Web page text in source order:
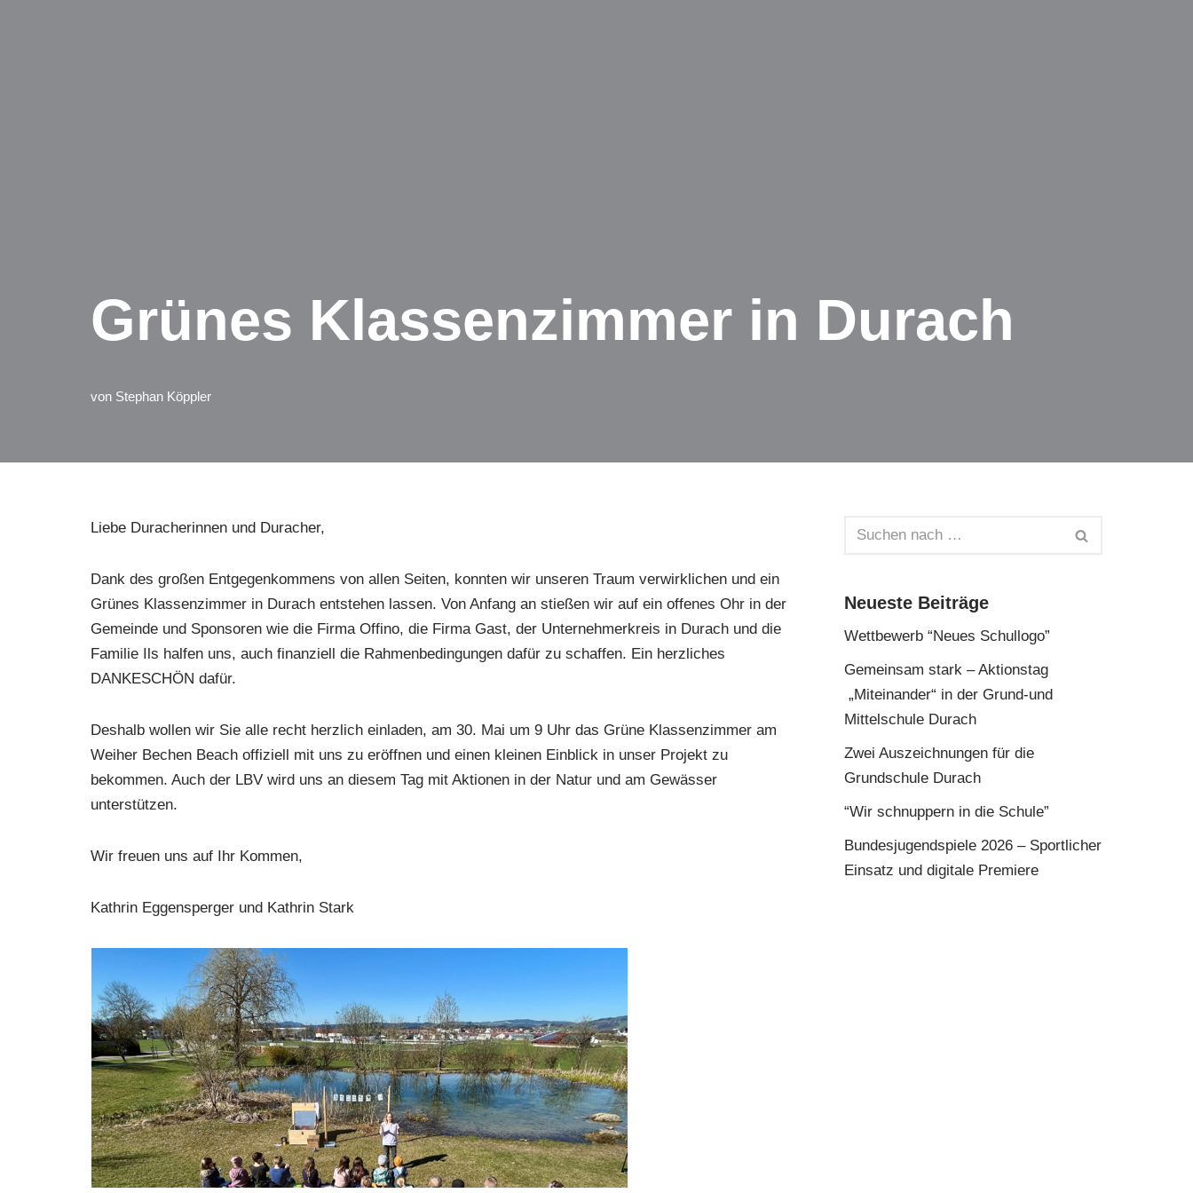
Grünes Klassenzimmer in Durach
von Stephan Köppler
Liebe Duracherinnen und Duracher,
Dank des großen Entgegenkommens von allen Seiten, konnten wir unseren Traum verwirklichen und ein
Grünes Klassenzimmer in Durach entstehen lassen. Von Anfang an stießen wir auf ein offenes Ohr in der
Gemeinde und Sponsoren wie die Firma Offino, die Firma Gast, der Unternehmerkreis in Durach und die
Familie Ils halfen uns, auch finanziell die Rahmenbedingungen dafür zu schaffen. Ein herzliches
DANKESCHÖN dafür.
Deshalb wollen wir Sie alle recht herzlich einladen, am 30. Mai um 9 Uhr das Grüne Klassenzimmer am
Weiher Bechen Beach offiziell mit uns zu eröffnen und einen kleinen Einblick in unser Projekt zu
bekommen. Auch der LBV wird uns an diesem Tag mit Aktionen in der Natur und am Gewässer
unterstützen.
Wir freuen uns auf Ihr Kommen,
Kathrin Eggensperger und Kathrin Stark
Neueste Beiträge
Wettbewerb “Neues Schullogo”
Gemeinsam stark – Aktionstag
„Miteinander“ in der Grund-und
Mittelschule Durach
Zwei Auszeichnungen für die
Grundschule Durach
“Wir schnuppern in die Schule”
Bundesjugendspiele 2026 – Sportlicher
Einsatz und digitale Premiere